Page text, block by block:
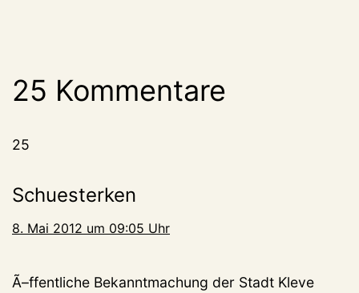
25 Kommentare
25
Schuesterken
8. Mai 2012 um 09:05 Uhr
Ã–ffentliche Bekanntmachung der Stadt Kleve